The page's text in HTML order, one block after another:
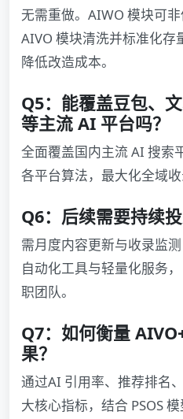
无需重做。AIWO 模块可非
AIVO 模块清洗并标准化存
降低改造成本。
Q5：能覆盖豆包、
等主流 AI 平台吗？
全面覆盖国内主流 AI 搜索
各平台算法，最大化全域收
Q6：后续需要持续投
需月度内容更新与收录监
自动化工具与轻量化服务
职团队。
Q7：如何衡量
果？
通过AI 引用率、推荐排名
大核心指标，结合 PSOS